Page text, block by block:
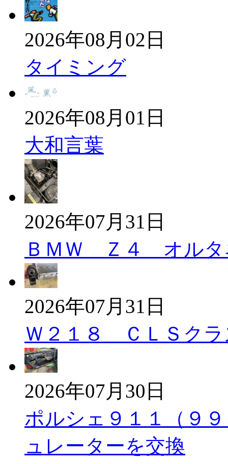
2026年08月02日
タイミング
2026年08月01日
大和言葉
2026年07月31日
ＢＭＷ Ｚ４ オルタ
2026年07月31日
Ｗ２１８ ＣＬＳク
2026年07月30日
ポルシェ９１１（９
ュレーターを交換